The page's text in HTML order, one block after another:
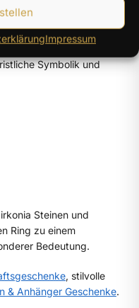
Impressum
als stilvolle
Symbolik und
Steinen und
Ring zu einem
Bedeutung.
, stilvolle
& Anhänger Geschenke.